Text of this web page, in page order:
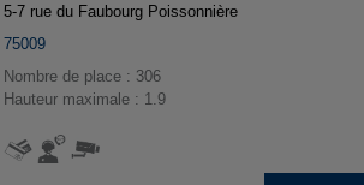
5-7 rue du Faubourg Poissonnière
75009
Nombre de place : 306
Hauteur maximale : 1.9